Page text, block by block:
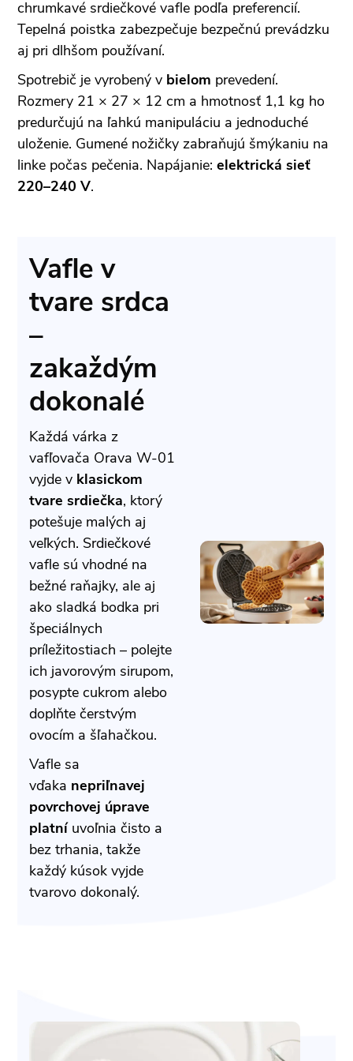
chrumkavé srdiečkové vafle podľa preferencií.
Tepelná poistka zabezpečuje bezpečnú prevádzku
aj pri dlhšom používaní.
Spotrebič je vyrobený v bielom prevedení.
Rozmery 21 × 27 × 12 cm a hmotnosť 1,1 kg ho
predurčujú na ľahkú manipuláciu a jednoduché
uloženie. Gumené nožičky zabraňujú šmýkaniu na
linke počas pečenia. Napájanie: elektrická sieť
220–240 V.
Vafle v
tvare srdca
–
zakaždým
dokonalé
Každá várka z
vafľovača Orava W-01
vyjde v klasickom
tvare srdiečka, ktorý
potešuje malých aj
veľkých. Srdiečkové
vafle sú vhodné na
bežné raňajky, ale aj
ako sladká bodka pri
špeciálnych
príležitostiach – polejte
ich javorovým sirupom,
posypte cukrom alebo
doplňte čerstvým
ovocím a šľahačkou.
Vafle sa
vďaka nepriľnavej
povrchovej úprave
platníuvoľnia čisto a
bez trhania, takže
každý kúsok vyjde
tvarovo dokonalý.